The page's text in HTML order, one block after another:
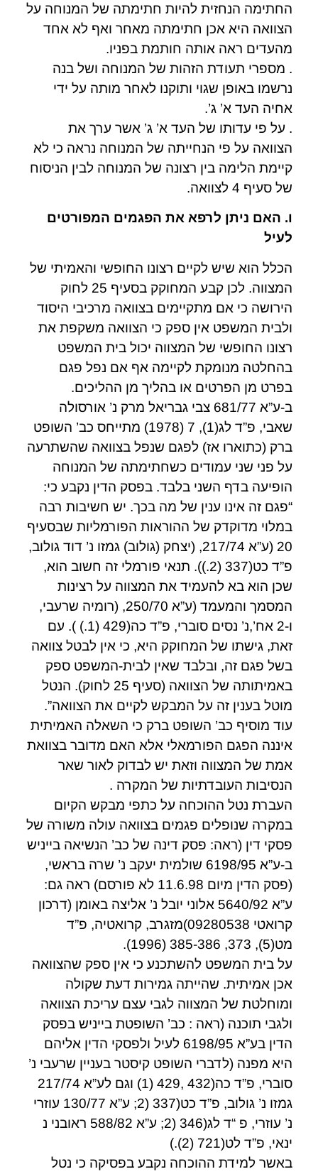
החתימה הנחזית להיות חתימתה של המנוחה על
הצוואה היא אכן חתימתה מאחר ואף לא אחד
מהעדים ראה אותה חותמת בפניו.
. מספרי תעודת הזהות של המנוחה ושל בנה
נרשמו באופן שגוי ותוקנו לאחר מותה על ידי
אחיה העד א’ ג’.
. על פי עדותו של העד א’ ג’ אשר ערך את
הצוואה על פי הנחייתה של המנוחה נראה כי לא
קיימת הלימה בין רצונה של המנוחה לבין הניסוח
של סעיף 4 לצוואה.
ו. האם ניתן לרפא את הפגמים המפורטים
לעיל
הכלל הוא שיש לקיים רצונו החופשי והאמיתי של
המצווה. לכן קבע המחוקק בסעיף 25 לחוק
הירושה כי אם מתקיימים בצוואה מרכיבי היסוד
ולבית המשפט אין ספק כי הצוואה משקפת את
רצונו החופשי של המצווה יכול בית המשפט
בהחלטה מנומקת לקיימה אף אם נפל פגם
בפרט מן הפרטים או בהליך מן ההליכים.
ב-ע”א 681/77 צבי גבריאל מרק נ’ אורסולה
שאבי, פ”ד לג(1), 7 (1978) מתייחס כב’ השופט
ברק (כתוארו אז) לפגם שנפל בצוואה שהשתרעה
על פני שני עמודים כשחתימתה של המנוחה
הופיעה בדף השני בלבד. בפסק הדין נקבע כי:
“פגם זה אינו ענין של מה בכך. יש חשיבות רבה
במלוי מדוקדק של ההוראות הפורמליות שבסעיף
20 (ע”א 217/74, (יצחק (גולוב) גמזו נ’ דוד גולוב,
פ”ד כט(337 (2.)). תנאי פורמלי זה חשוב הוא,
שכן הוא בא להעמיד את המצווה על רצינות
המסמך והמעמד (ע”א 250/70, (רומיה שרעבי,
ו-2 אח’,נ’ נסים סוברי, פ”ד כה(429 (1.) ). עם
זאת, גישתו של המחוקק היא, כי אין לבטל צוואה
בשל פגם זה, ובלבד שאין לבית-המשפט ספק
באמיתותה של הצוואה (סעיף 25 לחוק). הנטל
מוטל בענין זה על המבקש לקיים את הצוואה”.
עוד מוסיף כב’ השופט ברק כי השאלה האמיתית
איננה הפגם הפורמאלי אלא האם מדובר בצוואת
אמת של המצווה וזאת יש לבדוק לאור שאר
הנסיבות העובדתיות של המקרה .
העברת נטל ההוכחה על כתפי מבקש הקיום
במקרה שנופלים פגמים בצוואה עולה משורה של
פסקי דין (ראה: פסק דינה של כב’ הנשיאה בייניש
ב-ע”א 6198/95 שולמית יעקב נ’ שרה בראשי,
(פסק הדין מיום 11.6.98 לא פורסם) ראה גם:
ע”א 5640/92 אלוני יובל נ’ אליצה באומן (דרכון
קרואטי 09280538)מזגרב, קרואטיה, פ”ד
מט(5), 373, 385-386 (1996).
על בית המשפט להשתכנע כי אין ספק שהצוואה
אכן אמיתית. שהייתה גמירות דעת שקולה
ומוחלטת של המצווה לגבי עצם עריכת הצוואה
ולגבי תוכנה (ראה : כב’ השופטת בייניש בפסק
הדין בע”א 6198/95 לעיל ולפסקי הדין אליהם
היא מפנה (לדברי השופט קיסטר בעניין שרעבי נ’
סוברי, פ”ד כה(432 ,429 (1) וגם לע”א 217/74
גמזו נ’ גולוב, פ”ד כט(337 (2; ע”א 130/77 עוזרי
נ’ עוזרי, פ “ד לג(346 (2; ע”א 588/82 ראובני נ
ינאי, פ”ד לט(721 (2).)
באשר למידת ההוכחה נקבע בפסיקה כי נטל